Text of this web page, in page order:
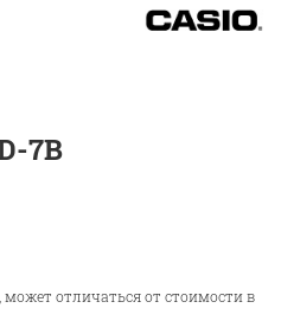
7B
может отличаться от стоимости в